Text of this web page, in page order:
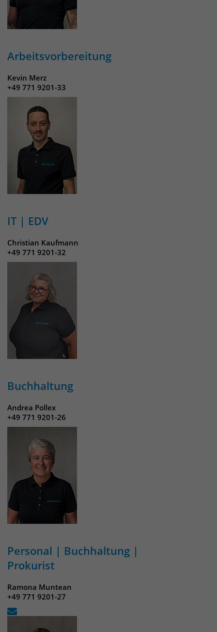
Arbeitsvorbereitung
Kevin Merz
+49 771 9201-33
IT | EDV
Christian Kaufmann
+49 771 9201-32
Buchhaltung
Andrea Pollex
+49 771 9201-26
Personal | Buchhaltung |
Prokurist
Ramona Muntean
+49 771 9201-27